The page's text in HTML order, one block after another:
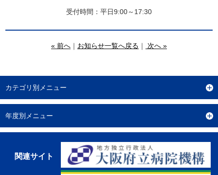
受付時間：平日9:00～17:30
« 前へ｜ お知らせ一覧へ戻る ｜ 次へ »
カテゴリ別メニュー
年度別メニュー
関連サイト